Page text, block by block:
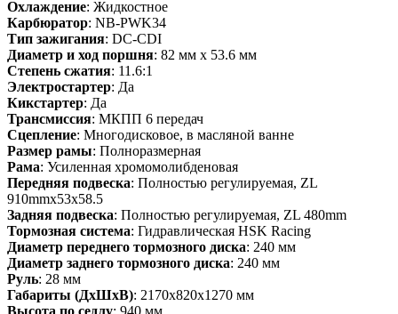
Охлаждение: Жидкостное
Карбюратор: NB-PWK34
Тип зажигания: DC-CDI
Диаметр и ход поршня: 82 мм x 53.6 мм
Степень сжатия: 11.6:1
Электростартер: Да
Кикстартер: Да
Трансмиссия: МКПП 6 передач
Сцепление: Многодисковое, в масляной ванне
Размер рамы: Полноразмерная
Рама: Усиленная хромомолибденовая
Передняя подвеска: Полностью регулируемая, ZL
910mmx53x58.5
Задняя подвеска: Полностью регулируемая, ZL 480mm
Тормозная система: Гидравлическая HSK Racing
Диаметр переднего тормозного диска: 240 мм
Диаметр заднего тормозного диска: 240 мм
Руль: 28 мм
Габариты (ДхШхВ): 2170х820х1270 мм